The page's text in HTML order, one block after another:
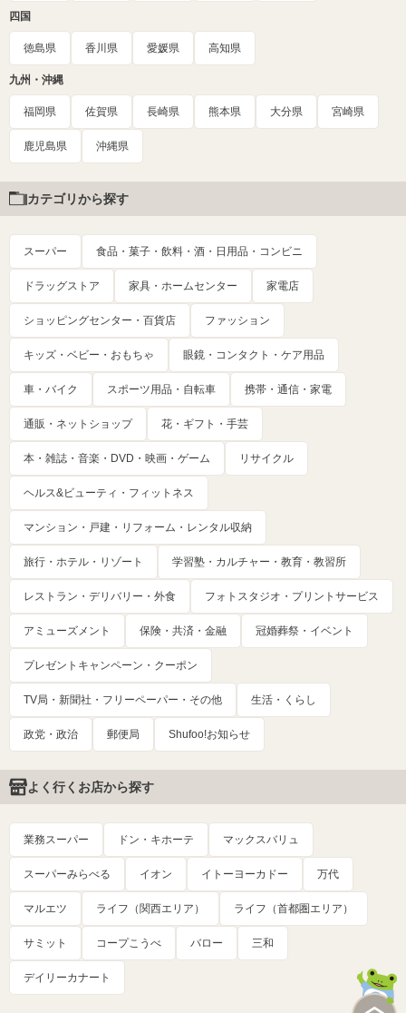
四国
徳島県 香川県 愛媛県 高知県
九州・沖縄
福岡県 佐賀県 長崎県 熊本県 大分県 宮崎県
鹿児島県 沖縄県
カテゴリから探す
スーパー 食品・菓子・飲料・酒・日用品・コンビニ
ドラッグストア 家具・ホームセンター 家電店
ショッピングセンター・百貨店 ファッション
キッズ・ベビー・おもちゃ 眼鏡・コンタクト・ケア用品
車・バイク スポーツ用品・自転車 携帯・通信・家電
通販・ネットショップ 花・ギフト・手芸
本・雑誌・音楽・DVD・映画・ゲーム リサイクル
ヘルス&ビューティ・フィットネス
マンション・戸建・リフォーム・レンタル収納
旅行・ホテル・リゾート 学習塾・カルチャー・教育・教習所
レストラン・デリバリー・外食 フォトスタジオ・プリントサービス
アミューズメント 保険・共済・金融 冠婚葬祭・イベント
プレゼントキャンペーン・クーポン
TV局・新聞社・フリーペーパー・その他 生活・くらし
政党・政治 郵便局 Shufoo!お知らせ
よく行くお店から探す
業務スーパー ドン・キホーテ マックスバリュ
スーパーみらべる イオン イトーヨーカドー 万代
マルエツ ライフ（関西エリア） ライフ（首都圏エリア）
サミット コープこうべ バロー 三和
デイリーカナート